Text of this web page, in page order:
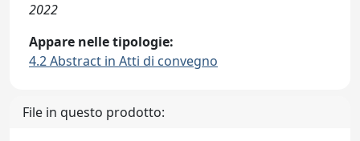
2022
Appare nelle tipologie:
4.2 Abstract in Atti di convegno
File in questo prodotto: